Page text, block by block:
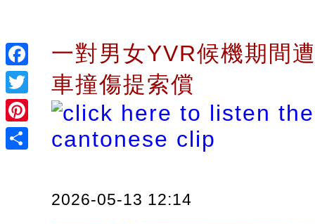
Facebook
Twitter
Pinterest
一對男女YVR候機期間
車撞傷提索償
2026-05-13 12:14